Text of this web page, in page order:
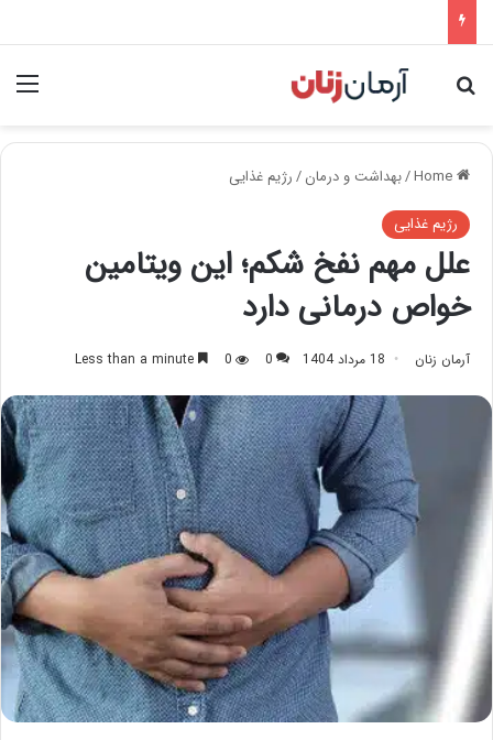
Search for
/بهداشت و درمان/رژیم غذایی
رژیم غذایی
علل مهم نفخ شکم؛ این ویتامین
خواص درمانی دارد
آرمان زنان 18 مرداد 1404 0
0